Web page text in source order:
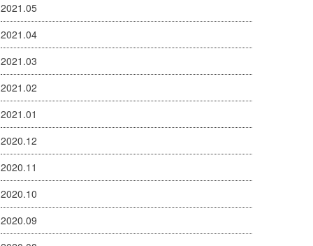
2021.05
2021.04
2021.03
2021.02
2021.01
2020.12
2020.11
2020.10
2020.09